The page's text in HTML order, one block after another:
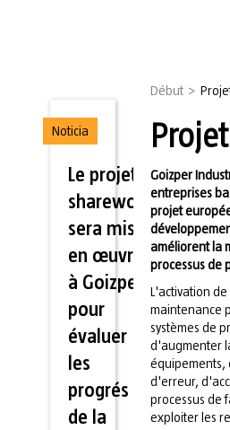
Noticia
Le projet
sharework
sera mis
en œuvre
à Goizper
pour
évaluer
les
progrés
de la
Début >
Goizper
entreprises
projet
améliorent la
processus de
L'activation
maintenance
systèmes de
d'augmenter
équipements,
d'erreur,
processus de
exploiter les